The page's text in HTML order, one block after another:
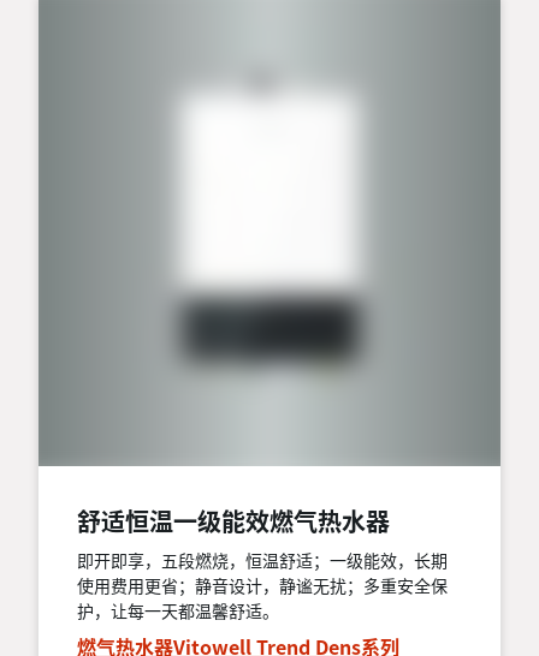
舒适恒温一级能效燃气热水器
即开即享，五段燃烧，恒温舒适；一级能效，长期
使用费用更省；静音设计，静谧无扰；多重安全保
护，让每一天都温馨舒适。
燃气热水器Vitowell Trend Dens系列